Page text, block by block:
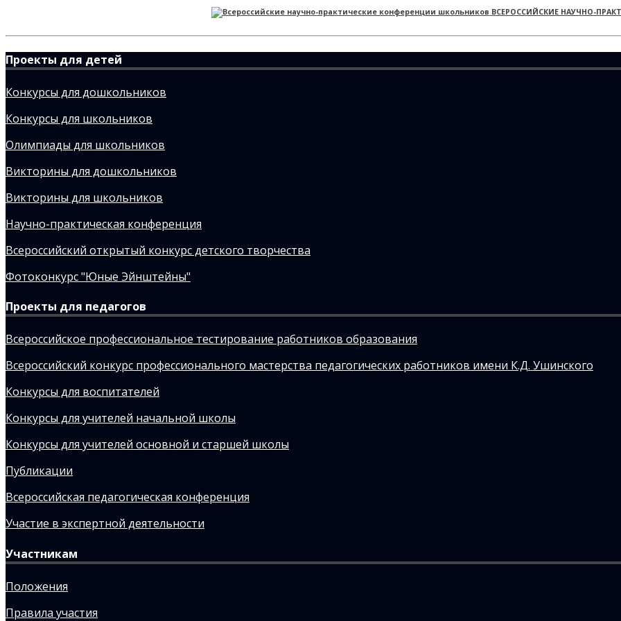
ВСЕРОССИЙСКИЕ НАУЧНО-
Проекты для детей
Конкурсы для дошкольников
Конкурсы для школьников
Олимпиады для школьников
Викторины для дошкольников
Викторины для школьников
Научно-практическая конференция
Всероссийский открытый конкурс детского творчества
Фотоконкурс "Юные Эйнштейны"
Проекты для педагогов
Всероссийское профессиональное тестирование работников образования
Всероссийский конкурс профессионального мастерства педагогических работников имени К.Д. Ушинского
Конкурсы для воспитателей
Конкурсы для учителей начальной школы
Конкурсы для учителей основной и старшей школы
Публикации
Всероссийская педагогическая конференция
Участие в экспертной деятельности
Участникам
Положения
Правила участия